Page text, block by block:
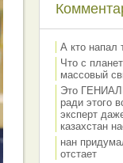
А кто напал
Что с
массовый
Это
ради этого
эксперт
казахстан
нан
отстает